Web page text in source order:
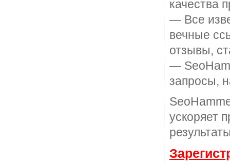
качества
— Все
вечные
отзывы,
—
запросы,
ускоряет